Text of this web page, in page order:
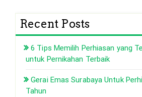
Recent Posts
6 Tips Memilih Perhiasan yang
untuk Pernikahan Terbaik
Gerai Emas Surabaya Untuk
Tahun